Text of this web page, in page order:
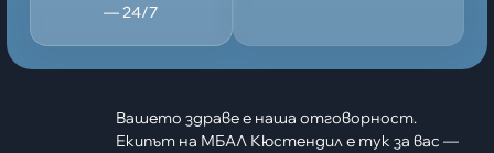
— 24/7
Вашето здраве е наша отговорност.
Екипът на МБАЛ Кюстендил е тук за вас —